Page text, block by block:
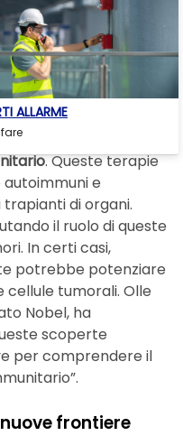
per il futuro della
periferica ha
pratiche.
dellecellule T
terapie innovative
. Queste terapie
e
di organi.
il ruolo di queste
In certi casi,
potrebbe potenziare
tumorali. Olle
Nobel, ha
scoperte
per comprendere il
frontiere
ALLARME